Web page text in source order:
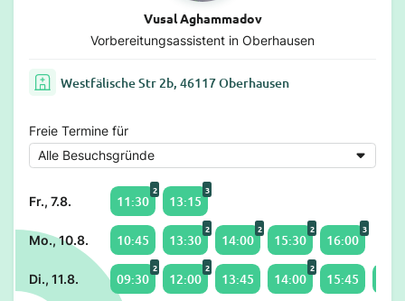
Vusal Aghammadov
Vorbereitungsassistent in Oberhausen
Westfälische Str 2b, 46117 Oberhausen
Freie Termine für
Fr., 7.8. 11:30
2
13:15
3
Mo., 10.8. 10:45 13:30
2
14:00
2
15:30
2
16:00
3
Di., 11.8. 09:30
2
12:00
2
13:45 14:00
2
15:45